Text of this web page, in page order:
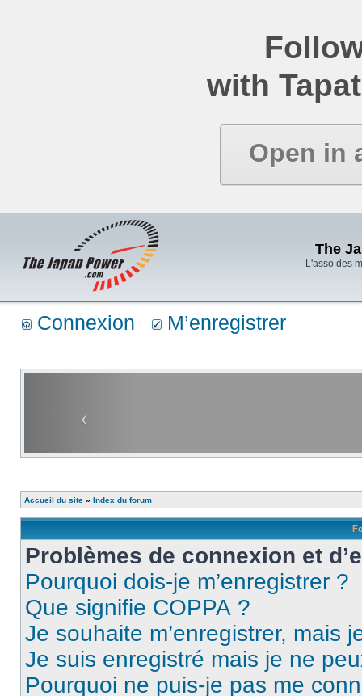
with
Open in
The
L'asso des
Connexion M’enregistrer
Accueil du site » Index du forum
Problèmes de connexion et
Pourquoi dois-je m’enregistrer ?
Que signifie COPPA ?
Je souhaite m’enregistrer, mais
Je suis enregistré mais je ne
Pourquoi ne puis-je pas me